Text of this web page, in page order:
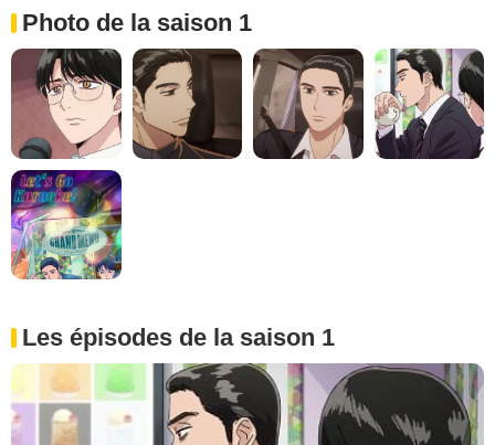
Photo de la saison 1
Les épisodes de la saison 1